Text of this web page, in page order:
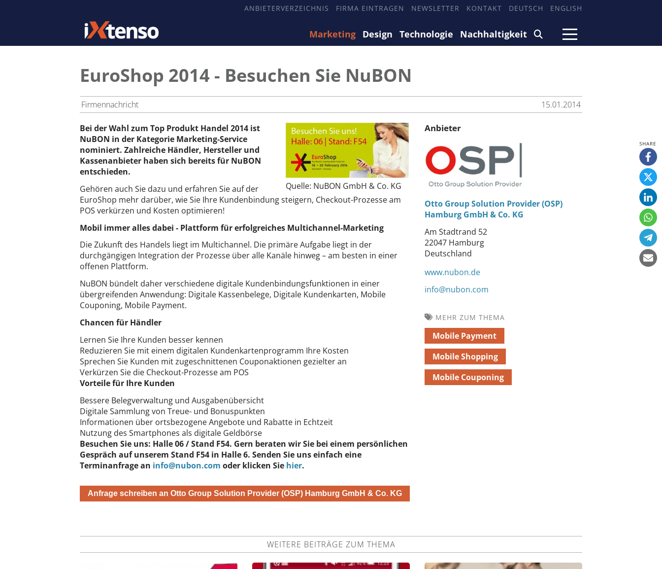
ANBIETERVERZEICHNIS FIRMA EINTRAGEN NEWSLETTER KONTAKT DEUTSCH ENGLISH
Marketing Design Technologie Nachhaltigkeit
EuroShop 2014 - Besuchen Sie NuBON
Firmennachricht 15.01.2014
Quelle: NuBON GmbH & Co. KG
Bei der Wahl zum Top Produkt Handel 2014 ist
NuBON in der Kategorie Marketing-Service
nominiert. Zahlreiche Händler, Hersteller und
Kassenanbieter haben sich bereits für NuBON
entschieden.
Gehören auch Sie dazu und erfahren Sie auf der
EuroShop mehr darüber, wie Sie Ihre Kundenbindung steigern, Checkout-Prozesse am
POS verkürzen und Kosten optimieren!
Mobil immer alles dabei - Plattform für erfolgreiches Multichannel-Marketing
Die Zukunft des Handels liegt im Multichannel. Die primäre Aufgabe liegt in der
durchgängigen Integration der Prozesse über alle Kanäle hinweg – am besten in einer
offenen Plattform.
NuBON bündelt daher verschiedene digitale Kundenbindungsfunktionen in einer
übergreifenden Anwendung: Digitale Kassenbelege, Digitale Kundenkarten, Mobile
Couponing, Mobile Payment.
Chancen für Händler
Lernen Sie Ihre Kunden besser kennen
Reduzieren Sie mit einem digitalen Kundenkartenprogramm Ihre Kosten
Sprechen Sie Kunden mit zugeschnittenen Couponaktionen gezielter an
Verkürzen Sie die Checkout-Prozesse am POS
Vorteile für Ihre Kunden
Bessere Belegverwaltung und Ausgabenübersicht
Digitale Sammlung von Treue- und Bonuspunkten
Informationen über ortsbezogene Angebote und Rabatte in Echtzeit
Nutzung des Smartphones als digitale Geldbörse
Besuchen Sie uns: Halle 06 / Stand F54. Gern beraten wir Sie bei einem persönlichen
Gespräch auf unserem Stand F54 in Halle 6. Senden Sie uns einfach eine
Terminanfrage an info@nubon.com oder klicken Sie hier.
Anfrage schreiben an Otto Group Solution Provider (OSP) Hamburg GmbH & Co. KG
Anbieter
Otto Group Solution Provider (OSP)
Hamburg GmbH & Co. KG
Am Stadtrand 52
22047 Hamburg
Deutschland
www.nubon.de
info@nubon.com
MEHR ZUM THEMA
Mobile Payment
Mobile Shopping
Mobile Couponing
WEITERE BEITRÄGE ZUM THEMA